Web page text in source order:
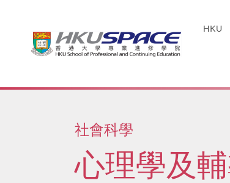
HKU
Main
社會科學
心理學及